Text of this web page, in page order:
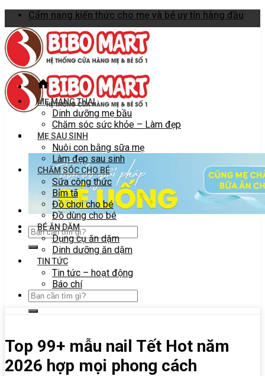
Skip
to
content
Cẩm nang kiến thức cho mẹ và bé uy tín hàng đầu
MẸ MANG THAI
Dinh dưỡng mẹ bầu
Chăm sóc sức khỏe – Làm đẹp
MẸ SAU SINH
Nuôi con bằng sữa mẹ
Làm đẹp sau sinh
CHĂM SÓC CHO BÉ
Sữa công thức
Bỉm tã
Đồ chơi cho bé
Đồ dùng cho bé
BÉ ĂN DẶM
Dụng cụ ăn dặm
Dinh dưỡng ăn dặm
TIN TỨC
Tin tức – hoạt động
Báo chí
Top 99+ mẫu nail Tết Hot năm
2026 hợp mọi phong cách